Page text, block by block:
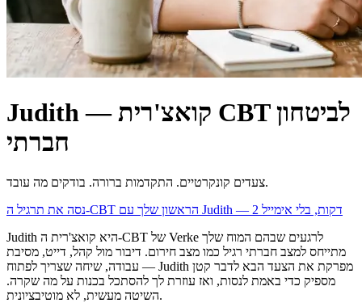
Judith — קואצ'רית CBT לביטחון
חברתי
צעדים קונקרטיים. התקדמות ברורה. בודקים מה עובד.
נסה את תרגיל ה-CBT הראשון שלך עם Judith — 2 דקות, בלי אימייל
Judith היא קואצ'רית ה-CBT של Verke לרגעים שבהם המוח שלך
מתייחס למצב חברתי רגיל כמו מצב חירום. דיבור מול קהל, דייט, מסיבת
עבודה, שיחה שצריך לפתוח — Judith מפרקת את הצעד הבא לדבר קטן
מספיק כדי באמת לנסות, ואז עוזרת לך להסתכל בכנות על מה שקרה.
השיטה מעשית, לא מוטיבציונית.